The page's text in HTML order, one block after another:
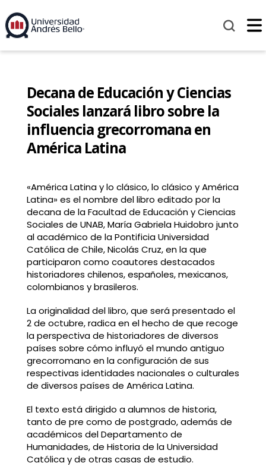
Decana de Educación y Ciencias
Sociales lanzará libro sobre la
influencia grecorromana en
América Latina
«América Latina y lo clásico, lo clásico y América
Latina» es el nombre del libro editado por la
decana de la Facultad de Educación y Ciencias
Sociales de UNAB, María Gabriela Huidobro junto
al académico de la Pontificia Universidad
Católica de Chile, Nicolás Cruz, en la que
participaron como coautores destacados
historiadores chilenos, españoles, mexicanos,
colombianos y brasileros.
La originalidad del libro, que será presentado el
2 de octubre, radica en el hecho de que recoge
la perspectiva de historiadores de diversos
países sobre cómo influyó el mundo antiguo
grecorromano en la configuración de sus
respectivas identidades nacionales o culturales
de diversos países de América Latina.
El texto está dirigido a alumnos de historia,
tanto de pre como de postgrado, además de
académicos del Departamento de
Humanidades, de Historia de la Universidad
Católica y de otras casas de estudio.